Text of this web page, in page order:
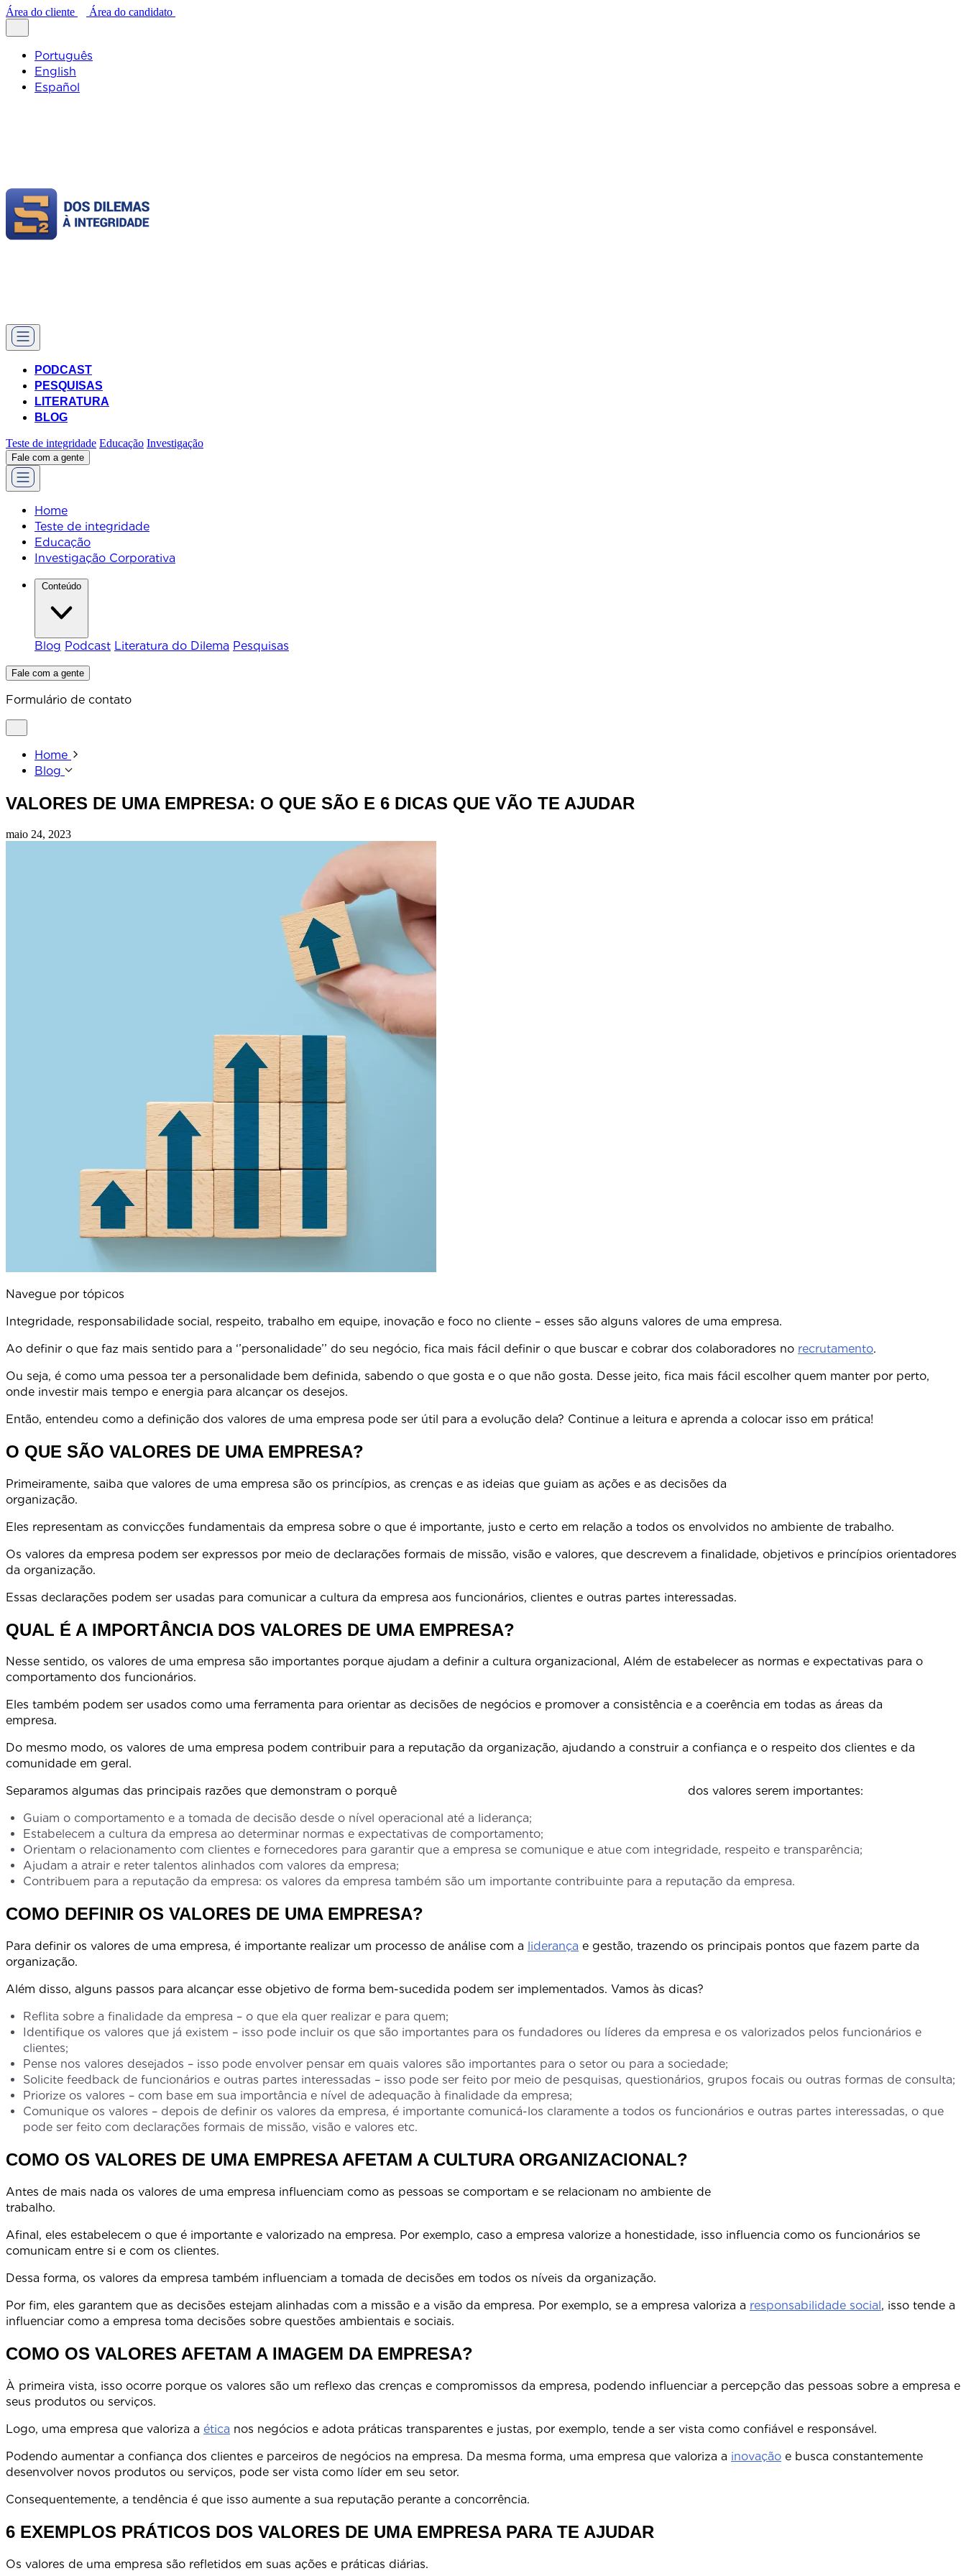
Área do cliente Área do candidato
Português
English
Español
PODCAST
PESQUISAS
LITERATURA
BLOG
Teste de integridade Educação Investigação
Fale com a gente
Home
Teste de integridade
Educação
Investigação Corporativa
Blog Podcast Literatura do Dilema Pesquisas
Fale com a gente
Formulário de contato
Home
Blog
VALORES DE UMA EMPRESA: O QUE SÃO E 6 DICAS QUE VÃO TE AJUDAR
maio 24, 2023
Navegue por tópicos
Integridade, responsabilidade social, respeito, trabalho em equipe, inovação e foco no cliente – esses são alguns valores de uma empresa.
Ao definir o que faz mais sentido para a ‘’personalidade’’ do seu negócio, fica mais fácil definir o que buscar e cobrar dos colaboradores no recrutamento.
Ou seja, é como uma pessoa ter a personalidade bem definida, sabendo o que gosta e o que não gosta. Desse jeito, fica mais fácil escolher quem manter por perto,
onde investir mais tempo e energia para alcançar os desejos.
Então, entendeu como a definição dos valores de uma empresa pode ser útil para a evolução dela? Continue a leitura e aprenda a colocar isso em prática!
O QUE SÃO VALORES DE UMA EMPRESA?
Primeiramente, saiba que valores de uma empresa são os princípios, as crenças e as ideias que guiam as ações e as decisões da
organização.
Eles representam as convicções fundamentais da empresa sobre o que é importante, justo e certo em relação a todos os envolvidos no ambiente de trabalho.
Os valores da empresa podem ser expressos por meio de declarações formais de missão, visão e valores, que descrevem a finalidade, objetivos e princípios orientadores
da organização.
Essas declarações podem ser usadas para comunicar a cultura da empresa aos funcionários, clientes e outras partes interessadas.
QUAL É A IMPORTÂNCIA DOS VALORES DE UMA EMPRESA?
Nesse sentido, os valores de uma empresa são importantes porque ajudam a definir a cultura organizacional, Além de estabelecer as normas e expectativas para o
comportamento dos funcionários.
Eles também podem ser usados como uma ferramenta para orientar as decisões de negócios e promover a consistência e a coerência em todas as áreas da
empresa.
Do mesmo modo, os valores de uma empresa podem contribuir para a reputação da organização, ajudando a construir a confiança e o respeito dos clientes e da
comunidade em geral.
Separamos algumas das principais razões que demonstram o porquê dos valores serem importantes:
Guiam o comportamento e a tomada de decisão desde o nível operacional até a liderança;
Estabelecem a cultura da empresa ao determinar normas e expectativas de comportamento;
Orientam o relacionamento com clientes e fornecedores para garantir que a empresa se comunique e atue com integridade, respeito e transparência;
Ajudam a atrair e reter talentos alinhados com valores da empresa;
Contribuem para a reputação da empresa: os valores da empresa também são um importante contribuinte para a reputação da empresa.
COMO DEFINIR OS VALORES DE UMA EMPRESA?
Para definir os valores de uma empresa, é importante realizar um processo de análise com a liderança e gestão, trazendo os principais pontos que fazem parte da
organização.
Além disso, alguns passos para alcançar esse objetivo de forma bem-sucedida podem ser implementados. Vamos às dicas?
Reflita sobre a finalidade da empresa – o que ela quer realizar e para quem;
Identifique os valores que já existem – isso pode incluir os que são importantes para os fundadores ou líderes da empresa e os valorizados pelos funcionários e
clientes;
Pense nos valores desejados – isso pode envolver pensar em quais valores são importantes para o setor ou para a sociedade;
Solicite feedback de funcionários e outras partes interessadas – isso pode ser feito por meio de pesquisas, questionários, grupos focais ou outras formas de consulta;
Priorize os valores – com base em sua importância e nível de adequação à finalidade da empresa;
Comunique os valores – depois de definir os valores da empresa, é importante comunicá-los claramente a todos os funcionários e outras partes interessadas, o que
pode ser feito com declarações formais de missão, visão e valores etc.
COMO OS VALORES DE UMA EMPRESA AFETAM A CULTURA ORGANIZACIONAL?
Antes de mais nada os valores de uma empresa influenciam como as pessoas se comportam e se relacionam no ambiente de
trabalho.
Afinal, eles estabelecem o que é importante e valorizado na empresa. Por exemplo, caso a empresa valorize a honestidade, isso influencia como os funcionários se
comunicam entre si e com os clientes.
Dessa forma, os valores da empresa também influenciam a tomada de decisões em todos os níveis da organização.
Por fim, eles garantem que as decisões estejam alinhadas com a missão e a visão da empresa. Por exemplo, se a empresa valoriza a responsabilidade social, isso tende a
influenciar como a empresa toma decisões sobre questões ambientais e sociais.
COMO OS VALORES AFETAM A IMAGEM DA EMPRESA?
À primeira vista, isso ocorre porque os valores são um reflexo das crenças e compromissos da empresa, podendo influenciar a percepção das pessoas sobre a empresa e
seus produtos ou serviços.
Logo, uma empresa que valoriza a ética nos negócios e adota práticas transparentes e justas, por exemplo, tende a ser vista como confiável e responsável.
Podendo aumentar a confiança dos clientes e parceiros de negócios na empresa. Da mesma forma, uma empresa que valoriza a inovação e busca constantemente
desenvolver novos produtos ou serviços, pode ser vista como líder em seu setor.
Consequentemente, a tendência é que isso aumente a sua reputação perante a concorrência.
6 EXEMPLOS PRÁTICOS DOS VALORES DE UMA EMPRESA PARA TE AJUDAR
Os valores de uma empresa são refletidos em suas ações e práticas diárias.